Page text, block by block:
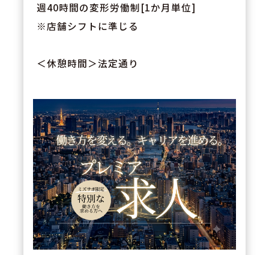
週40時間の変形労働制[1か月単位]
※店舗シフトに準じる
＜休憩時間＞法定通り